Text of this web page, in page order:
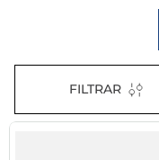
dipirona
8º
tadalafila 5mg
FILTRAR